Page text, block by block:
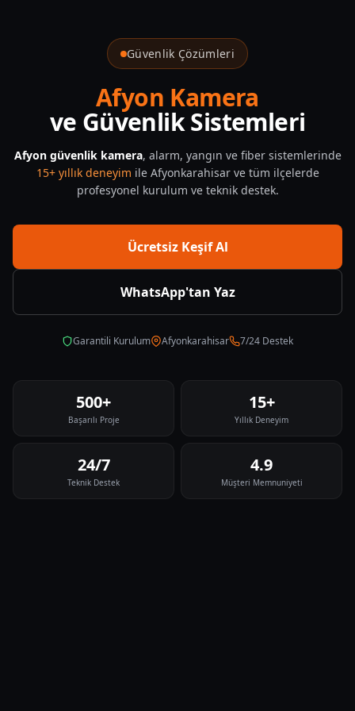
Güvenlik Çözümleri
Afyon Kamera
ve Güvenlik Sistemleri
Afyon güvenlik kamera, alarm, yangın ve fiber sistemlerinde
15+ yıllık deneyim ile Afyonkarahisar ve tüm ilçelerde
profesyonel kurulum ve teknik destek.
Ücretsiz Keşif Al
WhatsApp'tan Yaz
Garantili Kurulum Afyonkarahisar 7/24 Destek
500+
Başarılı Proje
15+
Yıllık Deneyim
24/7
Teknik Destek
4.9
Müşteri Memnuniyeti